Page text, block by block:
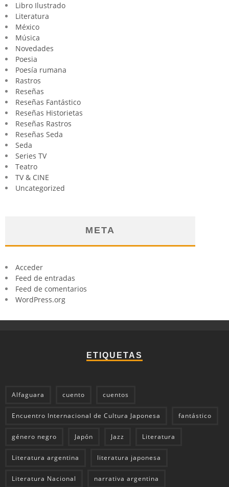
Libro Ilustrado
Literatura
México
Música
Novedades
Poesia
Poesía rumana
Rastros
Reseñas
Reseñas Fantástico
Reseñas Historietas
Reseñas Rastros
Reseñas Seda
Seda
Series TV
Teatro
TV & CINE
Uncategorized
META
Acceder
Feed de entradas
Feed de comentarios
WordPress.org
ETIQUETAS
Alfaguara cuento cuentos
Encuentro Internacional de Cultura Japonesa fantástico
género negro Japón Jazz Literatura
Literatura argentina literatura japonesa
Literatura Nacional narrativa argentina